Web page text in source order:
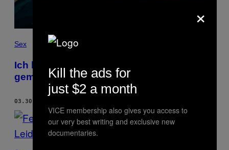
Sex
Ich habe einen 15-Euro-Online-Stripkurs
gemacht
03.30.21
×
Kill the ads for
just $2 a month
VICE membership also gives you access to
our very best writing and exclusive new
documentaries.